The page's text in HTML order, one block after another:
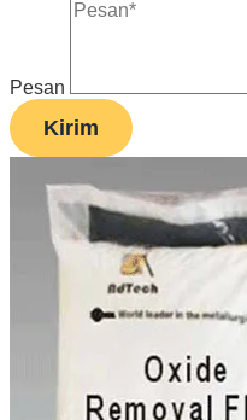
Pesan
Kirim